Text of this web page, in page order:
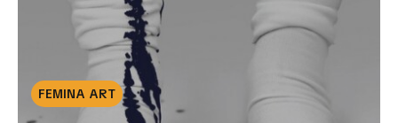
FEMINA ART